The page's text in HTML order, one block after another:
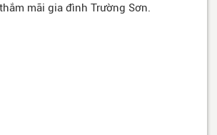
mãi gia đình Trường Sơn.